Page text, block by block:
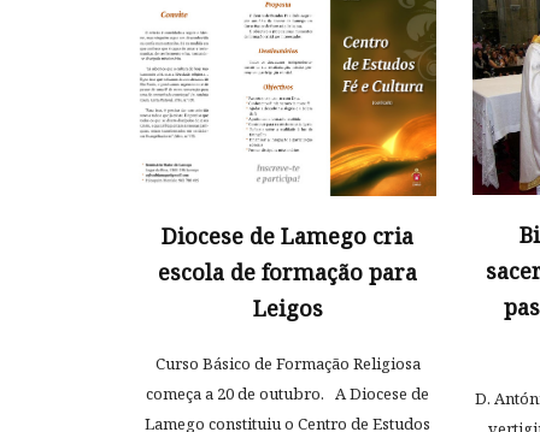
Diocese de Lamego cria
escola de formação para
Leigos
Curso Básico de Formação Religiosa
começa a 20 de outubro. A Diocese de
Lamego constituiu o Centro de Estudos
D.